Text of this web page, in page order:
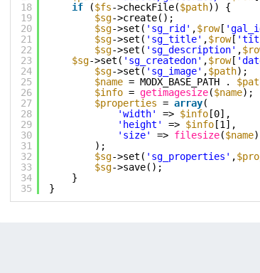
18
19
20
21
22
23
24
25
26
27
28
29
30
31
32
33
34
35
if
($fs->checkFile($path)) {
$sg->create();
$sg->set( 'sg_rid' ,$row[
$sg->set( 'sg_title' ,$row[
$sg->set( 'sg_description' ,
$sg->set( 'sg_createdon' ,$row[
$sg->set( 'sg_image' ,$path);
$name = MODX_BASE_PATH .
$info = getimagesize($name);
$properties = array(
'width'
=> $info [0],
'height'
=> $info [1],
'size'
=> filesize($name)
);
$sg->set( 'sg_properties' ,
$sg->save();
}
}